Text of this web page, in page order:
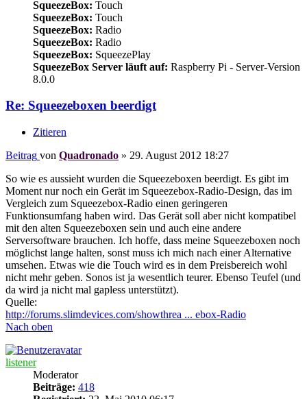
SqueezeBox: Touch
SqueezeBox: Touch
SqueezeBox: Radio
SqueezeBox: Radio
SqueezeBox: SqueezePlay
SqueezeBox Server läuft auf: Raspberry Pi - Server-Version
8.0.0
Re: Squeezeboxen beerdigt
Zitieren
Beitrag von Quadronado » 29. August 2012 18:27
So wie es aussieht wurden die Squeezeboxen beerdigt. Es gibt im
Moment nur noch ein Gerät im Squeezebox-Radio-Design, das im
Vergleich zum Squeezebox-Radio einen geringeren
Funktionsumfang haben wird. Das Gerät soll aber nicht kompatibel
mit den alten Squeezeboxen sein und auch eine andere
Serversoftware brauchen. Ich hoffe, dass meine Squeezeboxen noch
möglichst lange halten, sonst muss ich mich nach einer Alternative
umsehen. Etwas wie die Touch wird es in dem Preisbereich wohl
nicht mehr geben. Sonos ist ja wesentlich teurer. Ebenso Teufel (und
da wird ja nicht mal gapless unterstützt).
Quelle:
http://forums.slimdevices.com/showthrea ... ebox-Radio
Nach oben
listener
Moderator
Beiträge: 418